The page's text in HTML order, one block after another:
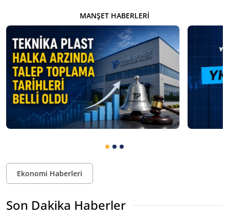
MANŞET HABERLERI
Ekonomi Haberleri
Son Dakika Haberler